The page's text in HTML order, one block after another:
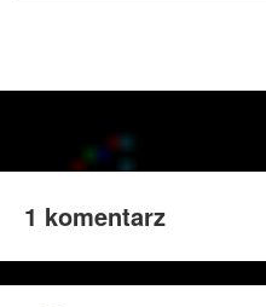
1 komentarz